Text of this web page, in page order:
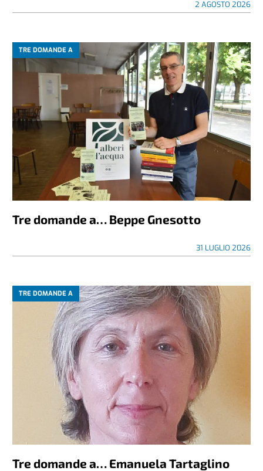
2 AGOSTO 2026
TRE DOMANDE A
Tre domande a… Beppe Gnesotto
31 LUGLIO 2026
TRE DOMANDE A
Tre domande a… Emanuela Tartaglino